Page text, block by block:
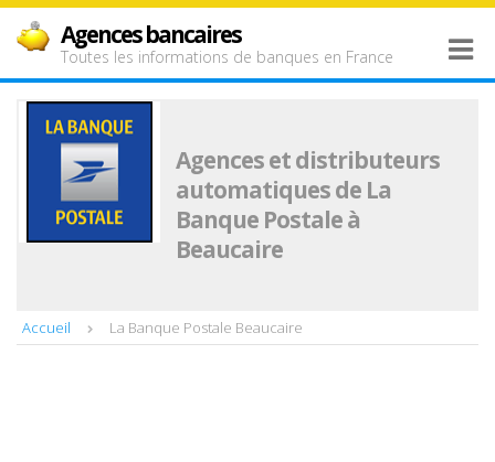
Agences bancaires
Toutes les informations de banques en France
Agences et distributeurs
automatiques de La
Banque Postale à
Beaucaire
Accueil La Banque Postale Beaucaire